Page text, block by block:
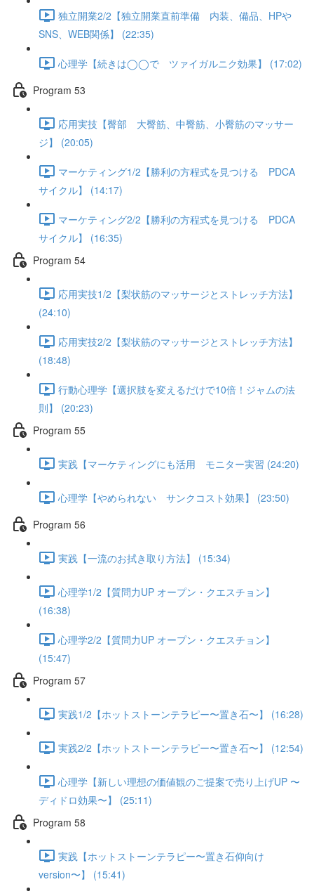
独立開業2/2【独立開業直前準備 内装、備品、HPや
SNS、WEB関係】 (22:35)
心理学【続きは◯◯で ツァイガルニク効果】 (17:02)
Program 53
応用実技【臀部 大臀筋、中臀筋、小臀筋のマッサー
ジ】 (20:05)
マーケティング1/2【勝利の方程式を見つける PDCA
サイクル】 (14:17)
マーケティング2/2【勝利の方程式を見つける PDCA
サイクル】 (16:35)
Program 54
応用実技1/2【梨状筋のマッサージとストレッチ方法】
(24:10)
応用実技2/2【梨状筋のマッサージとストレッチ方法】
(18:48)
行動心理学【選択肢を変えるだけで10倍！ジャムの法
則】 (20:23)
Program 55
実践【マーケティングにも活用 モニター実習 (24:20)
心理学【やめられない サンクコスト効果】 (23:50)
Program 56
実践【一流のお拭き取り方法】 (15:34)
心理学1/2【質問力UP オープン・クエスチョン】
(16:38)
心理学2/2【質問力UP オープン・クエスチョン】
(15:47)
Program 57
実践1/2【ホットストーンテラピー〜置き石〜】 (16:28)
実践2/2【ホットストーンテラピー〜置き石〜】 (12:54)
心理学【新しい理想の価値観のご提案で売り上げUP 〜
ディドロ効果〜】 (25:11)
Program 58
実践【ホットストーンテラピー〜置き石仰向け
version〜】 (15:41)